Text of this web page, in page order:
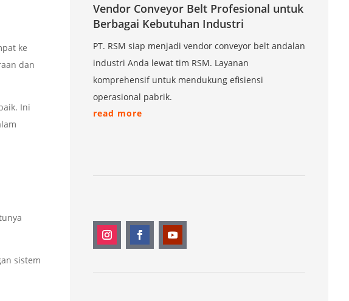
ke
dan
Ini
sistem
Vendor Conveyor Belt Profesional untuk
Berbagai Kebutuhan Industri
PT. RSM siap menjadi vendor conveyor belt andalan
industri Anda lewat tim RSM. Layanan
komprehensif untuk mendukung efisiensi
operasional pabrik.
read more